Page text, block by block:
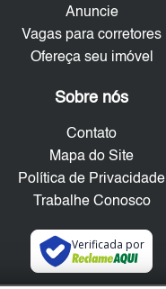
Anuncie
Vagas para corretores
Ofereça seu imóvel
Sobre nós
Contato
Mapa do Site
Política de Privacidade
Trabalhe Conosco
Verificada por